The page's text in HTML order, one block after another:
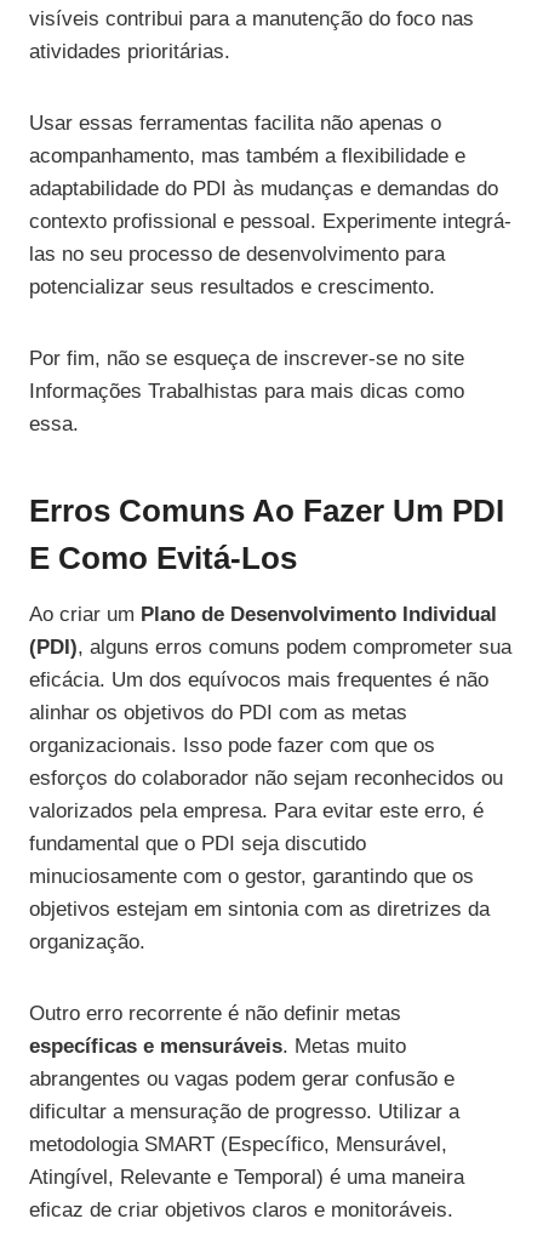
visíveis contribui para a manutenção do foco nas
atividades prioritárias.
Usar essas ferramentas facilita não apenas o
acompanhamento, mas também a flexibilidade e
adaptabilidade do PDI às mudanças e demandas do
contexto profissional e pessoal. Experimente integrá-
las no seu processo de desenvolvimento para
potencializar seus resultados e crescimento.
Por fim, não se esqueça de inscrever-se no site
Informações Trabalhistas para mais dicas como
essa.
Erros Comuns Ao Fazer Um PDI
E Como Evitá-Los
Ao criar um Plano de Desenvolvimento Individual
(PDI), alguns erros comuns podem comprometer sua
eficácia. Um dos equívocos mais frequentes é não
alinhar os objetivos do PDI com as metas
organizacionais. Isso pode fazer com que os
esforços do colaborador não sejam reconhecidos ou
valorizados pela empresa. Para evitar este erro, é
fundamental que o PDI seja discutido
minuciosamente com o gestor, garantindo que os
objetivos estejam em sintonia com as diretrizes da
organização.
Outro erro recorrente é não definir metas
específicas e mensuráveis. Metas muito
abrangentes ou vagas podem gerar confusão e
dificultar a mensuração de progresso. Utilizar a
metodologia SMART (Específico, Mensurável,
Atingível, Relevante e Temporal) é uma maneira
eficaz de criar objetivos claros e monitoráveis.